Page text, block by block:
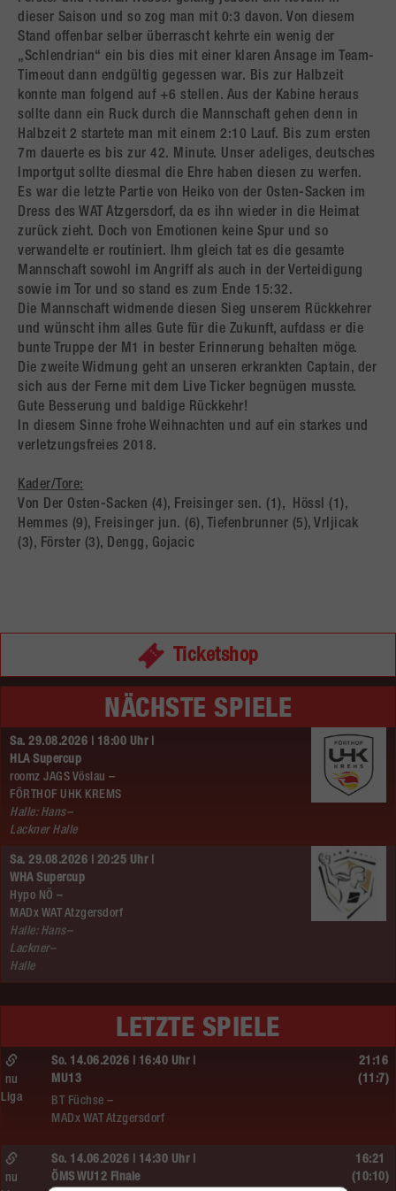
dieser Saison und so zog man mit 0:3 davon. Von diesem
Stand offenbar selber überrascht kehrte ein wenig der
„Schlendrian“ ein bis dies mit einer klaren Ansage im Team-
Timeout dann endgültig gegessen war. Bis zur Halbzeit
konnte man folgend auf +6 stellen. Aus der Kabine heraus
sollte dann ein Ruck durch die Mannschaft gehen denn in
Halbzeit 2 startete man mit einem 2:10 Lauf. Bis zum ersten
7m dauerte es bis zur 42. Minute. Unser adeliges, deutsches
Importgut sollte diesmal die Ehre haben diesen zu werfen.
Es war die letzte Partie von Heiko von der Osten-Sacken im
Dress des WAT Atzgersdorf, da es ihn wieder in die Heimat
zurück zieht. Doch von Emotionen keine Spur und so
verwandelte er routiniert. Ihm gleich tat es die gesamte
Mannschaft sowohl im Angriff als auch in der Verteidigung
sowie im Tor und so stand es zum Ende 15:32.
Die Mannschaft widmende diesen Sieg unserem Rückkehrer
und wünscht ihm alles Gute für die Zukunft, aufdass er die
bunte Truppe der M1 in bester Erinnerung behalten möge.
Die zweite Widmung geht an unseren erkrankten Captain, der
sich aus der Ferne mit dem Live Ticker begnügen musste.
Gute Besserung und baldige Rückkehr!
In diesem Sinne frohe Weihnachten und auf ein starkes und
verletzungsfreies 2018.
Kader/Tore:
Von Der Osten-Sacken (4), Freisinger sen. (1), Hössl (1),
Hemmes (9), Freisinger jun. (6), Tiefenbrunner (5), Vrljicak
(3), Förster (3), Dengg, Gojacic
Ticketshop
NÄCHSTE SPIELE
Sa. 29.08.2026 | 18:00 Uhr |
HLA Supercup
roomz JAGS Vöslau –
FÖRTHOF UHK KREMS
Halle: Hans–
Lackner Halle
Sa. 29.08.2026 | 20:25 Uhr |
WHA Supercup
Hypo NÖ –
MADx WAT Atzgersdorf
Halle: Hans–
Lackner–
Halle
LETZTE SPIELE
So. 14.06.2026 | 16:40 Uhr |
MU13
BT Füchse –
MADx WAT Atzgersdorf
nu
Liga
21:16
(11:7)
So. 14.06.2026 | 14:30 Uhr |
ÖMS WU12 Finale
nu
16:21
(10:10)